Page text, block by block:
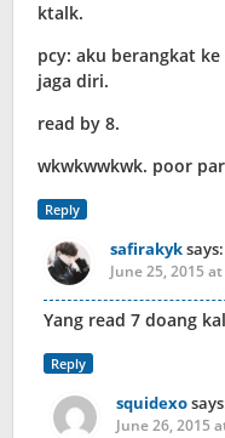
ktalk.
pcy: aku berangkat
jaga diri.
read by 8.
wkwkwwkwk. poor
Reply
safirakyksays:
June 25, 2015
Yang read 7 doang
Reply
squidexo
June 26, 2015